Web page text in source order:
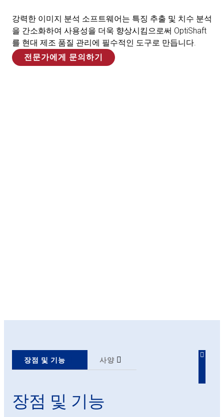
강력한 이미지 분석 소프트웨어는 특징 추출 및 치수 분석
을 간소화하여 사용성을 더욱 향상시킴으로써 OptiShaft
를 현대 제조 품질 관리에 필수적인 도구로 만듭니다.
전문가에게 문의하기
장점 및 기능 사양
장점 및 기능